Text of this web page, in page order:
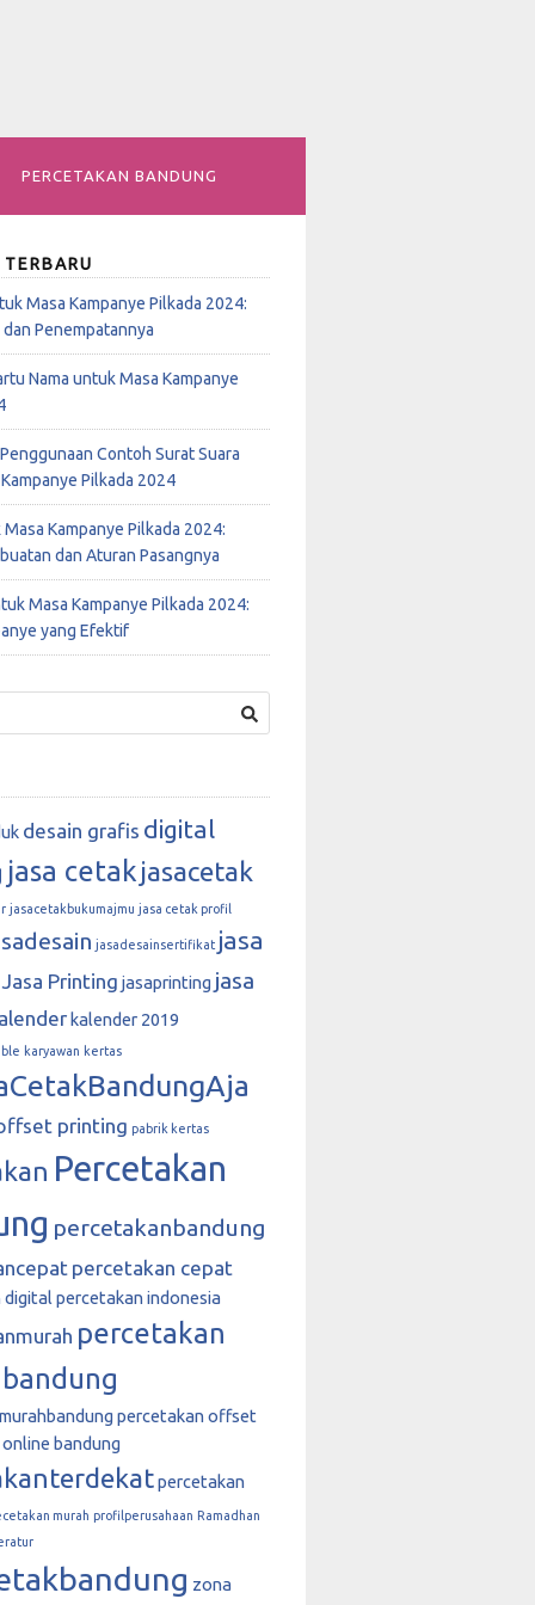
PERCETAKAN BANDUNG
Masa Kampanye Pilkada 2024:
dan Penempatannya
Nama untuk Masa Kampanye
Contoh Surat Suara
Pilkada 2024
Kampanye Pilkada 2024:
dan Aturan Pasangnya
Masa Kampanye Pilkada 2024:
yang Efektif
desain grafis digital
jasa cetak jasacetak
jasacetakbukumajmu jasa cetak profil
jasadesainsertifikat jasa
Jasa Printing jasaprinting jasa
kalender 2019
karyawan kertas
printing pabrik kertas
Percetakan
percetakanbandung
percetakan cepat
digital percetakan indonesia
percetakan
percetakan offset
bandung
percetakan
murah profilperusahaan Ramadhan
zona